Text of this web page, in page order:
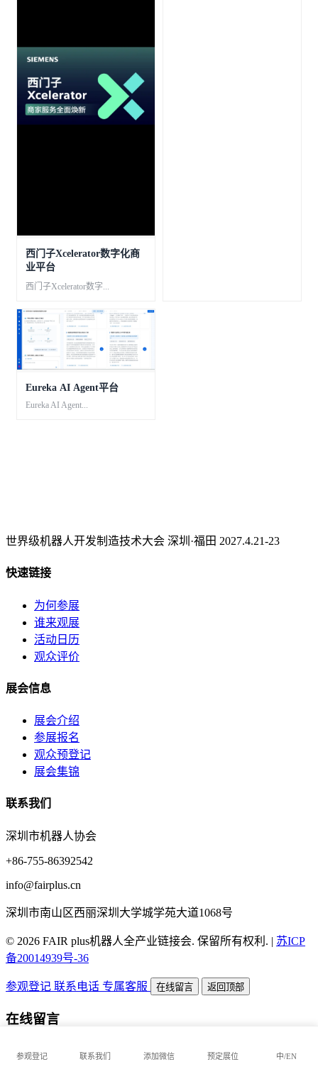
西门子Xcelerator数字化商
业平台
西门子Xcelerator数字...
Eureka AI Agent平台
Eureka AI Agent...
世界级机器人开发制造技术大会 深圳·福田 2027.4.21-23
快速链接
为何参展
谁来观展
活动日历
观众评价
展会信息
展会介绍
参展报名
观众预登记
展会集锦
联系我们
深圳市机器人协会
+86-755-86392542
info@fairplus.cn
深圳市南山区西丽深圳大学城学苑大道1068号
© 2026 FAIR plus机器人全产业链接会. 保留所有权利. | 苏ICP
备20014939号-36
参观登记 联系电话 专属客服 在线留言 返回顶部
在线留言
公司名称
参观登记 联系我们 添加微信 预定展位 中/EN